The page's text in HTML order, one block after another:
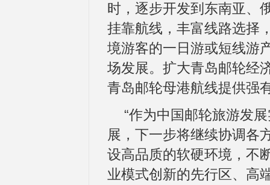
时，逐步开发到东南亚、
挂靠航线，丰富线路选择
境游客的一日游或短线游
场发展。扩大青岛邮轮经
青岛邮轮母港航线提供强
“作为中国邮轮旅游发
展，下一步将继续协调各
设高品质的软硬环境，不
业模式创新的先行区、高